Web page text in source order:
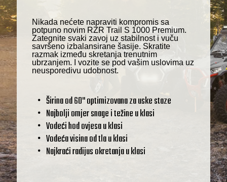
Nikada nećete napraviti kompromis sa
potpuno novim RZR Trail S 1000 Premium.
Zategnite svaki zavoj uz stabilnost i vuču
savršeno izbalansirane šasije. Skratite
razmak između skretanja trenutnim
ubrzanjem. I vozite se pod vašim uslovima uz
neusporedivu udobnost.
Širina od 60" optimizovana za uske staze
Najbolji omjer snage i težine u klasi
Vodeći hod ovjesa u klasi
Vodeća visina od tla u klasi
Najkraći radijus okretanja u klasi